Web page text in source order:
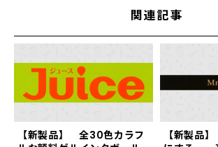
関連記事
【新製品】 全30色カラフ
【新製品